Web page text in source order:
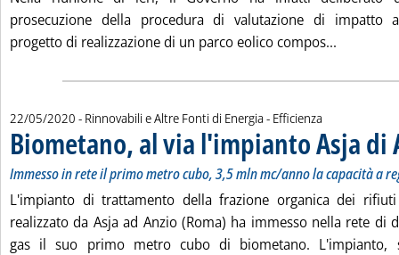
prosecuzione della procedura di valutazione di impatto
progetto di realizzazione di un parco eolico compos...
22/05/2020 - Rinnovabili e Altre Fonti di Energia - Efficienza
Biometano, al via l'impianto Asja di
Immesso in rete il primo metro cubo, 3,5 mln mc/anno la capacità a
L'impianto di trattamento della frazione organica dei
realizzato da Asja ad Anzio (Roma) ha immesso nella rete di
gas il suo primo metro cubo di biometano. L'impianto,